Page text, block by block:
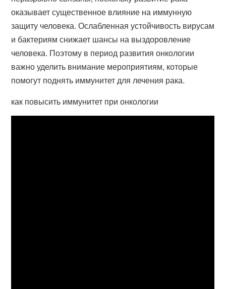
оказывает существенное влияние на иммунную
защиту человека. Ослабленная устойчивость вирусам
и бактериям снижает шансы на выздоровление
человека. Поэтому в период развития онкологии
важно уделить внимание мероприятиям, которые
помогут поднять иммунитет для лечения рака.
как повысить иммунитет при онкологии